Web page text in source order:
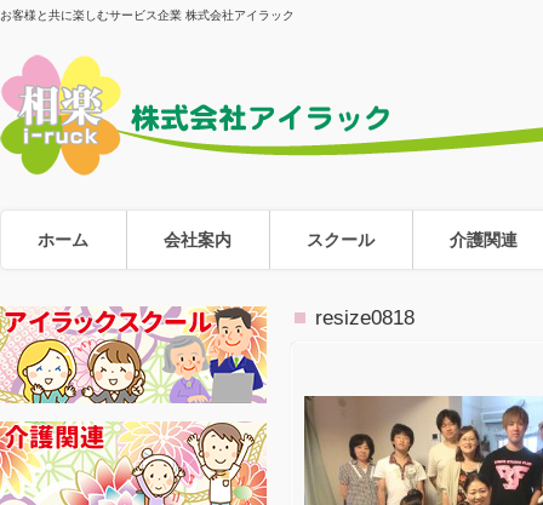
お客様と共に楽しむサービス企業 株式会社アイラック
ホーム 会社案内 スクール 介護関連
resize0818